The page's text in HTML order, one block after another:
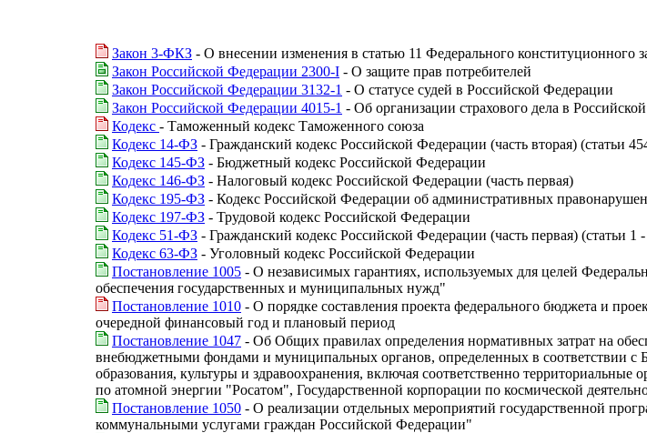
Закон 3-ФКЗ - О внесении изменения в статью 11 Федерального конституционного
Закон Российской Федерации 2300-I - О защите прав потребителей
Закон Российской Федерации 3132-1 - О статусе судей в Российской Федерации
Закон Российской Федерации 4015-1 - Об организации страхового дела в
Кодекс - Таможенный кодекс Таможенного союза
Кодекс 14-ФЗ - Гражданский кодекс Российской Федерации (часть вторая) (статьи
Кодекс 145-ФЗ - Бюджетный кодекс Российской Федерации
Кодекс 146-ФЗ - Налоговый кодекс Российской Федерации (часть первая)
Кодекс 195-ФЗ - Кодекс Российской Федерации об административных
Кодекс 197-ФЗ - Трудовой кодекс Российской Федерации
Кодекс 51-ФЗ - Гражданский кодекс Российской Федерации (часть первая) (статьи 1
Кодекс 63-ФЗ - Уголовный кодекс Российской Федерации
Постановление 1005 - О независимых гарантиях, используемых для целей
обеспечения государственных и муниципальных нужд"
Постановление 1010 - О порядке составления проекта федерального бюджета и
очередной финансовый год и плановый период
Постановление 1047 - Об Общих правилах определения нормативных затрат на
внебюджетными фондами и муниципальных органов, определенных в соответствии
образования, культуры и здравоохранения, включая соответственно
по атомной энергии "Росатом", Государственной корпорации по космической
Постановление 1050 - О реализации отдельных мероприятий государственной
коммунальными услугами граждан Российской Федерации"